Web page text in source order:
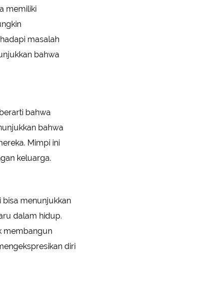
memiliki
masalah
bahwa
bahwa
bahwa
Mimpi ini
keluarga.
bisa menunjukkan
dalam hidup.
membangun
diri